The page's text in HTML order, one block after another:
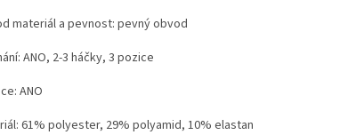
materiál a pevnost: pevný obvod
ANO, 2-3 háčky, 3 pozice
ANO
61% polyester, 29% polyamid, 10% elastan